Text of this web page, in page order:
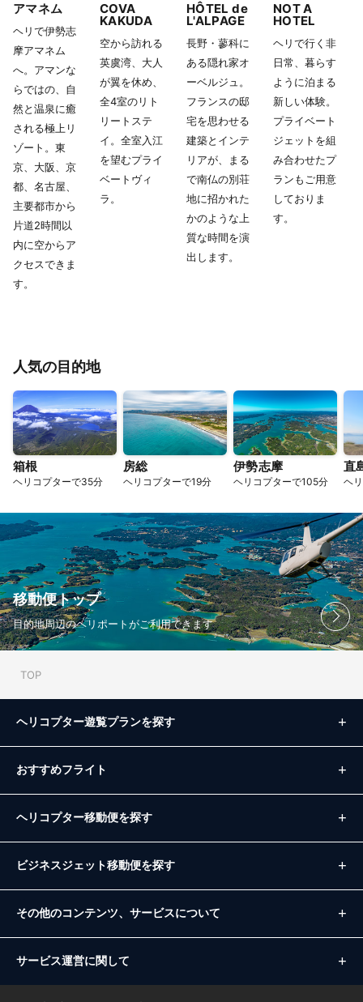
アマネム
ヘリで伊勢志
摩アマネム
へ。アマンな
らではの、自
然と温泉に癒
される極上リ
ゾート。東
京、大阪、京
都、名古屋、
主要都市から
片道2時間以
内に空からア
クセスできま
す。
COVA
KAKUDA
空から訪れる
英虞湾、大人
が翼を休め、
全4室のリト
リートステ
イ。全室入江
を望むプライ
ベートヴィ
ラ。
HÔTEL de
L'ALPAGE
長野・蓼科に
ある隠れ家オ
ーベルジュ。
フランスの邸
宅を思わせる
建築とインテ
リアが、まる
で南仏の別荘
地に招かれた
かのような上
質な時間を演
出します。
NOT A
HOTEL
ヘリで行く非
日常、暮らす
ように泊まる
新しい体験。
プライベート
ジェットを組
み合わせたプ
ランもご用意
しておりま
す。
人気の目的地
箱根
ヘリコプターで35分
房総
ヘリコプターで19分
伊勢志摩
ヘリコプターで105分
直
ヘ
移動便トップ
目的地周辺のヘリポートがご利用できます
TOP
ヘリコプター遊覧プランを探す
おすすめフライト
ヘリコプター移動便を探す
ビジネスジェット移動便を探す
その他のコンテンツ、サービスについて
サービス運営に関して